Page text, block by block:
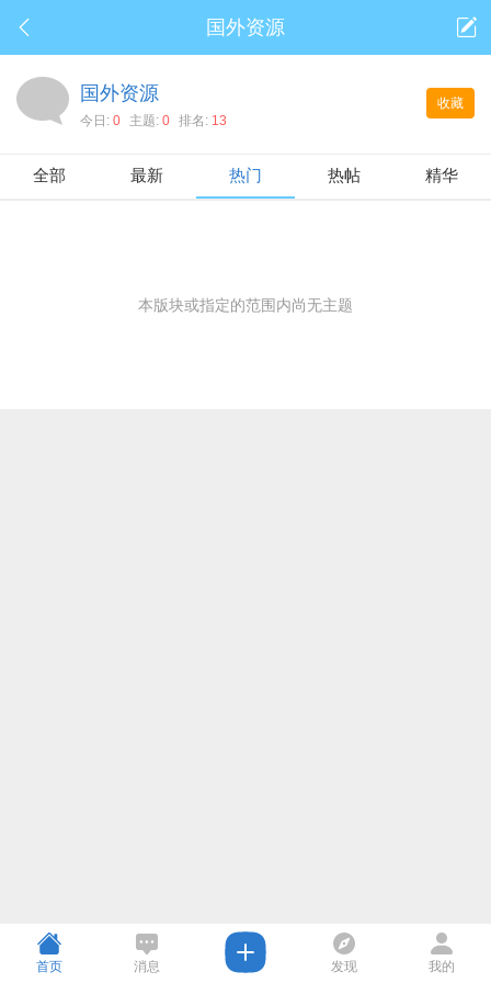
国外资源
收藏
国外资源
今日: 0 主题: 0 排名: 13
全部 最新 热门 热帖 精华
本版块或指定的范围内尚无主题
首页 消息 发现 我的